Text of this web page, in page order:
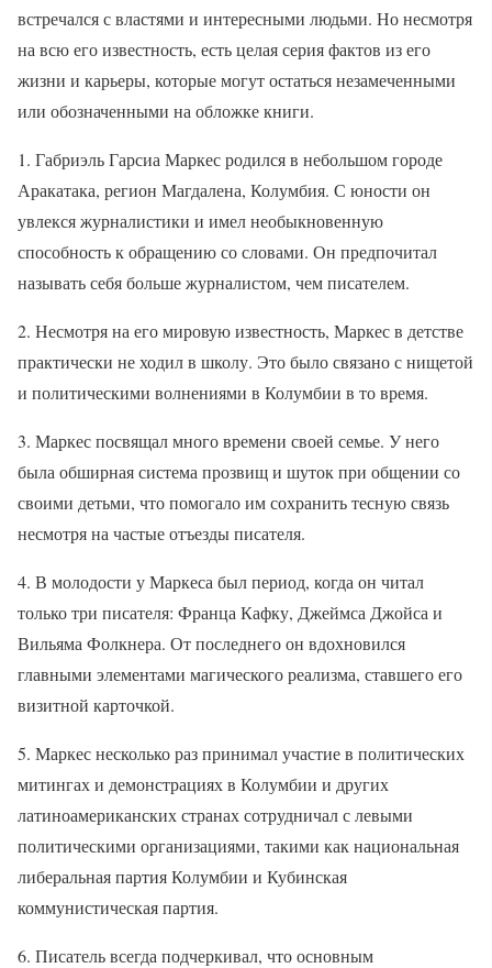
встречался с властями и интересными людьми. Но несмотря
на всю его известность, есть целая серия фактов из его
жизни и карьеры, которые могут остаться незамеченными
или обозначенными на обложке книги.
1. Габриэль Гарсиа Маркес родился в небольшом городе
Аракатака, регион Магдалена, Колумбия. С юности он
увлекся журналистики и имел необыкновенную
способность к обращению со словами. Он предпочитал
называть себя больше журналистом, чем писателем.
2. Несмотря на его мировую известность, Маркес в детстве
практически не ходил в школу. Это было связано с нищетой
и политическими волнениями в Колумбии в то время.
3. Маркес посвящал много времени своей семье. У него
была обширная система прозвищ и шуток при общении со
своими детьми, что помогало им сохранить тесную связь
несмотря на частые отъезды писателя.
4. В молодости у Маркеса был период, когда он читал
только три писателя: Франца Кафку, Джеймса Джойса и
Вильяма Фолкнера. От последнего он вдохновился
главными элементами магического реализма, ставшего его
визитной карточкой.
5. Маркес несколько раз принимал участие в политических
митингах и демонстрациях в Колумбии и других
латиноамериканских странах сотрудничал с левыми
политическими организациями, такими как национальная
либеральная партия Колумбии и Кубинская
коммунистическая партия.
6. Писатель всегда подчеркивал, что основным